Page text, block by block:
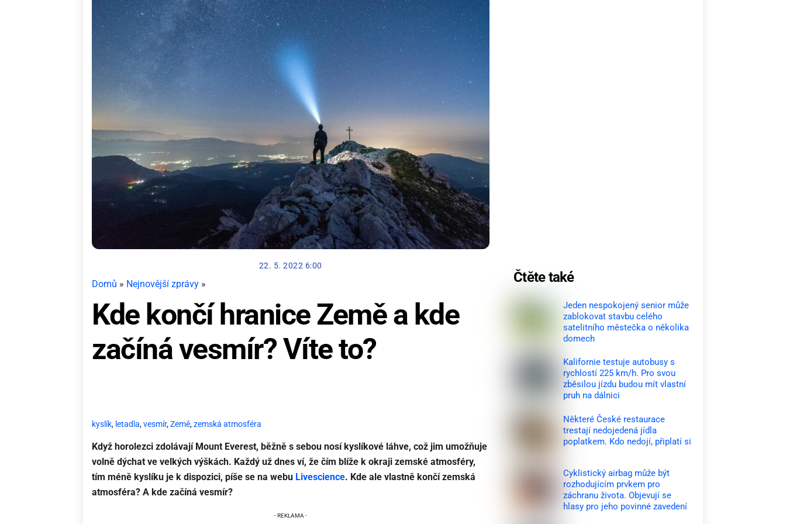
22. 5. 2022 6:00
Domů » Nejnovější zprávy »
Kde končí hranice Země a kde
začíná vesmír? Víte to?
kyslík, letadla,vesmír,Země,zemská atmosféra
Když horolezci zdolávají Mount Everest, běžně s sebou nosí kyslíkové láhve, což jim umožňuje
volně dýchat ve velkých výškách. Každý už dnes ví, že čím blíže k okraji zemské atmosféry,
tím méně kyslíku je k dispozici, píše se na webu Livescience. Kde ale vlastně končí zemská
atmosféra? A kde začíná vesmír?
Čtěte také
Jeden nespokojený senior může
zablokovat stavbu celého
satelitního městečka o několika
domech
Kalifornie testuje autobusy s
rychlostí 225 km/h. Pro svou
zběsilou jízdu budou mít vlastní
pruh na dálnici
Některé České restaurace
trestají nedojedená jídla
poplatkem. Kdo nedojí, připlatí si
Cyklistický airbag může být
rozhodujícím prvkem pro
záchranu života. Objevují se
hlasy pro jeho povinné zavedení